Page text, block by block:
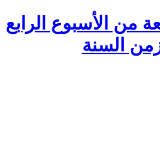
– 2026 الجمعة من الأسبوع الرابع
السنة